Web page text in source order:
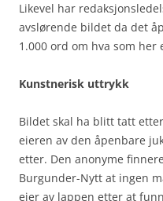
Likevel har
avslørende bildet da det
1.000 ord om hva som her
Kunstnerisk uttrykk
Bildet skal ha blitt tatt
eieren av den åpenbare
etter. Den anonyme
Burgunder-Nytt at ingen
eier av lappen etter at